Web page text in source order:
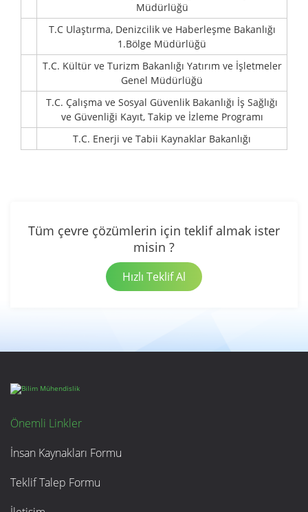
Müdürlüğü
T.C Ulaştırma, Denizcilik ve Haberleşme Bakanlığı
1.Bölge Müdürlüğü
T.C. Kültür ve Turizm Bakanlığı Yatırım ve İşletmeler
Genel Müdürlüğü
T.C. Çalışma ve Sosyal Güvenlik Bakanlığı İş Sağlığı
ve Güvenliği Kayıt, Takip ve İzleme Programı
T.C. Enerji ve Tabii Kaynaklar Bakanlığı
Tüm çevre çözümlerin için teklif almak ister
misin ?
Hızlı Teklif Al
Önemli Linkler
İnsan Kaynakları Formu
Teklif Talep Formu